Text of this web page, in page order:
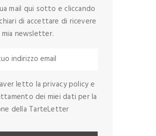
mail qui sotto e cliccando
di accettare di ricevere
mia newsletter.
letto la privacy policy e
dei miei dati per la
della TarteLetter